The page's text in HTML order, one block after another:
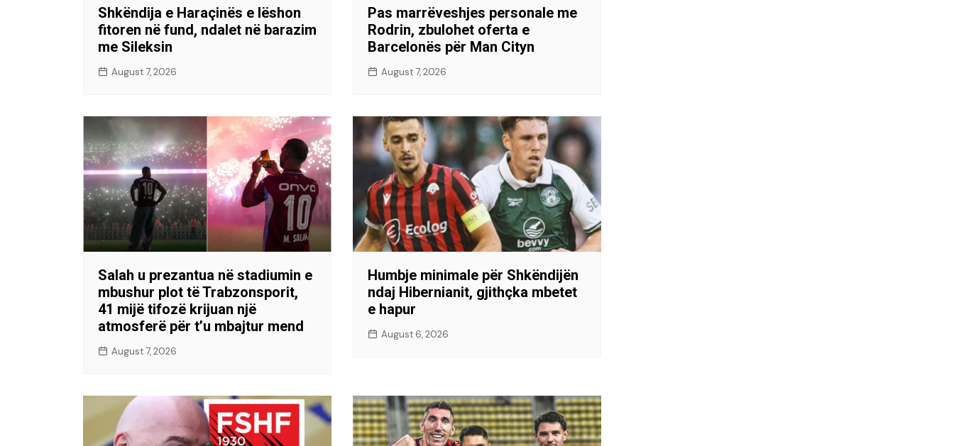
Shkëndija e Haraçinës e lëshon
fitoren në fund, ndalet në barazim
me Sileksin
August 7, 2026
Pas marrëveshjes personale me
Rodrin, zbulohet oferta e
Barcelonës për Man Cityn
August 7, 2026
Salah u prezantua në stadiumin e
mbushur plot të Trabzonsporit,
41 mijë tifozë krijuan një
atmosferë për t’u mbajtur mend
August 7, 2026
Humbje minimale për Shkëndijën
ndaj Hibernianit, gjithçka mbetet
e hapur
August 6, 2026